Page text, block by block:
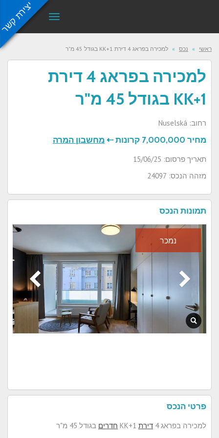
תפריט
ראשי » נכס » למכירה בפראג 4 דירת 1+KK בגודל 45 מ"ר
למכירה בפראג 4 דירת
1+KK בגודל 45 מ"ר
רחוב: Nuselská
מחיר 7,000,000 קרונות ⇠ מחשבון המרה
תאריך פרסום: 15/06/25
מזהה הנכס: 24097
תמונות הנכס
נמכר
פרטי הנכס
למכירה בפראג 4 דירת חדרים בגודל 45 מ"ר
יצירת קשר